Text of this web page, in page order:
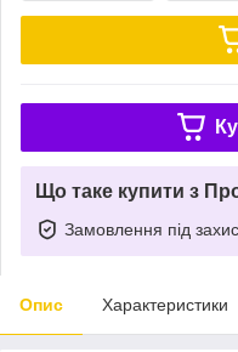
Що таке купити з
Замовлення під
Опис Характеристики